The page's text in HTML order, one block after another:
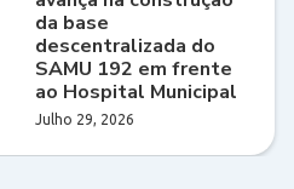
da base
descentralizada do
SAMU 192 em frente
ao Hospital Municipal
Julho 29, 2026